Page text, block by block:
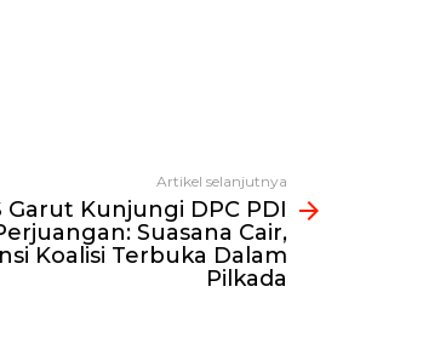
Artikel selanjutnya
Garut Kunjungi DPC PDI
Suasana Cair,
Koalisi Terbuka Dalam
Pilkada